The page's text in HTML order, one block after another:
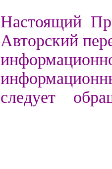
Настоящий
Авторский
следует